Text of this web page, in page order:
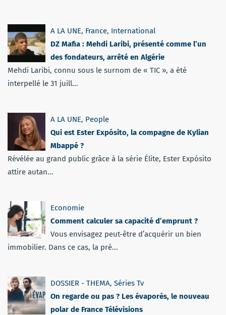
A LA UNE, France, International
DZ Mafia : Mehdi Laribi, présenté comme l’un
des fondateurs, arrêté en Algérie
Mehdi Laribi, connu sous le surnom de « TIC », a été
interpellé le 31 juill...
A LA UNE, People
Qui est Ester Expósito, la compagne de Kylian
Mbappé ?
Révélée au grand public grâce à la série Élite, Ester Expósito
attire autan...
Economie
Comment calculer sa capacité d’emprunt ?
Vous envisagez peut-être d’acquérir un bien
immobilier. Dans ce cas, la pré...
DOSSIER - THEMA, Séries Tv
On regarde ou pas ? Les évaporés, le nouveau
polar de France Télévisions